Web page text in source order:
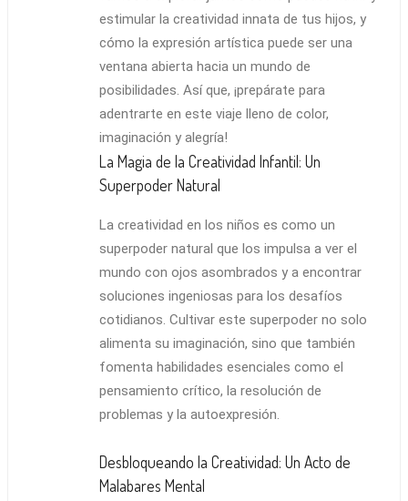
estimular la creatividad innata de tus hijos, y
cómo la expresión artística puede ser una
ventana abierta hacia un mundo de
posibilidades. Así que, ¡prepárate para
adentrarte en este viaje lleno de color,
imaginación y alegría!
La Magia de la Creatividad Infantil: Un
Superpoder Natural
La creatividad en los niños es como un
superpoder natural que los impulsa a ver el
mundo con ojos asombrados y a encontrar
soluciones ingeniosas para los desafíos
cotidianos. Cultivar este superpoder no solo
alimenta su imaginación, sino que también
fomenta habilidades esenciales como el
pensamiento crítico, la resolución de
problemas y la autoexpresión.
Desbloqueando la Creatividad: Un Acto de
Malabares Mental